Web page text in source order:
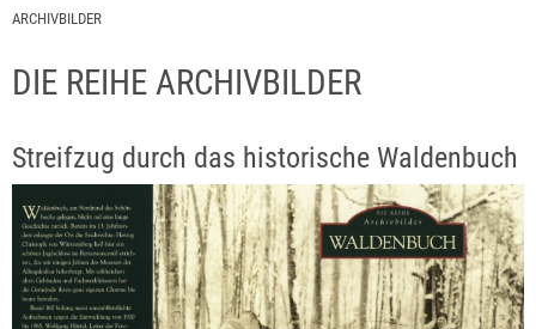
ARCHIVBILDER
DIE REIHE ARCHIVBILDER
Streifzug durch das historische Waldenbuch